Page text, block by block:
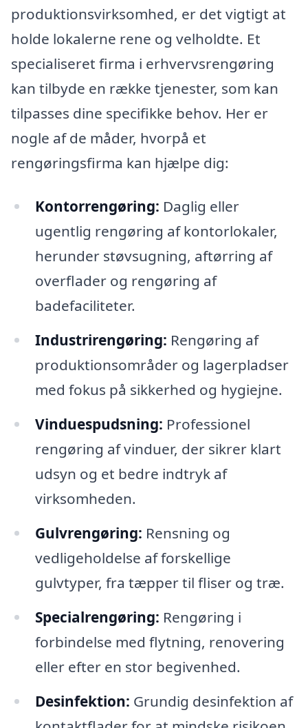
produktionsvirksomhed, er det vigtigt at
holde lokalerne rene og velholdte. Et
specialiseret firma i erhvervsrengøring
kan tilbyde en række tjenester, som kan
tilpasses dine specifikke behov. Her er
nogle af de måder, hvorpå et
rengøringsfirma kan hjælpe dig:
Kontorrengøring: Daglig eller
ugentlig rengøring af kontorlokaler,
herunder støvsugning, aftørring af
overflader og rengøring af
badefaciliteter.
Industrirengøring: Rengøring af
produktionsområder og lagerpladser
med fokus på sikkerhed og hygiejne.
Vinduespudsning: Professionel
rengøring af vinduer, der sikrer klart
udsyn og et bedre indtryk af
virksomheden.
Gulvrengøring: Rensning og
vedligeholdelse af forskellige
gulvtyper, fra tæpper til fliser og træ.
Specialrengøring: Rengøring i
forbindelse med flytning, renovering
eller efter en stor begivenhed.
Desinfektion: Grundig desinfektion af